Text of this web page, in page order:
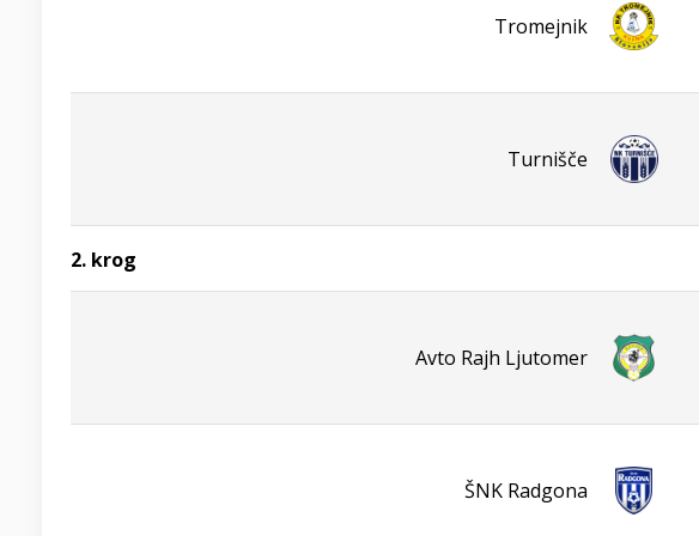
Tromejnik
Turnišče
2. krog
Avto Rajh Ljutomer
ŠNK Radgona